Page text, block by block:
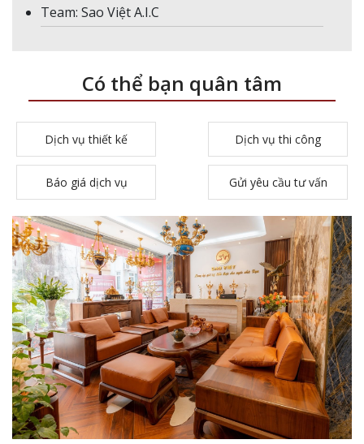
Team: Sao Việt A.I.C
Có thể bạn quân tâm
Dịch vụ thiết kế Dịch vụ thi công
Báo giá dịch vụ Gửi yêu cầu tư vấn